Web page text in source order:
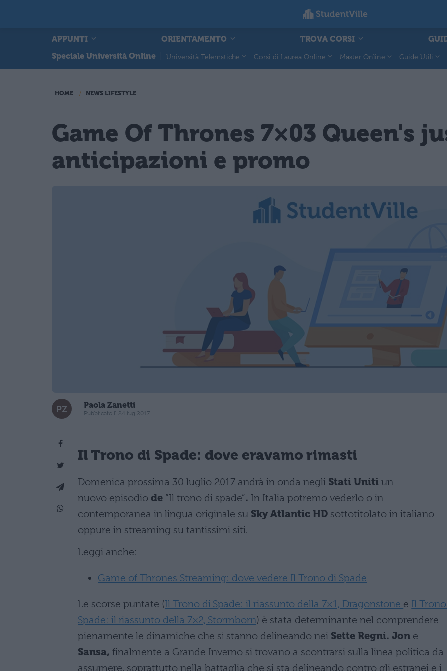
APPUNTI ORIENTAMENTO TROVA CORSI
Speciale Università Online
Università Telematiche Corsi di Laurea Online Master Online Guide Utili
HOME NEWS LIFESTYLE
Game Of Thrones 7×03 Queen's
anticipazioni e promo
Paola Zanetti
Pubblicato il 24 lug 2017
Il Trono di Spade: dove eravamo rimasti
Domenica prossima 30 luglio 2017 andrà in onda negli Stati Uniti un
nuovo episodio de “Il trono di spade”. In Italia potremo vederlo o in
contemporanea in lingua originale su Sky Atlantic HD sottotitolato in italiano
oppure in streaming su tantissimi siti.
Leggi anche:
Game of Thrones Streaming: dove vedere Il Trono di Spade
Le scorse puntate (Il Trono di Spade: il riassunto della 7×1, Dragonstone e Il
Spade: il riassunto della 7×2, Stormborn) è stata determinante nel comprendere
pienamente le dinamiche che si stanno delineando nei Sette Regni. Jon e
Sansa, finalmente a Grande Inverno si trovano a scontrarsi sulla linea politica da
assumere, soprattutto nella battaglia che si sta delineando contro gli estranei e i